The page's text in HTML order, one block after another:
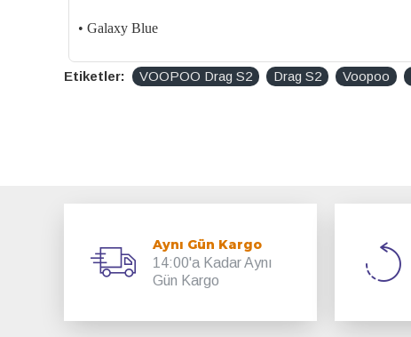
• Galaxy Blue
Etiketler: VOOPOO Drag S2 Drag S2 Voopoo
Aynı Gün Kargo
14:00'a Kadar Aynı
Gün Kargo